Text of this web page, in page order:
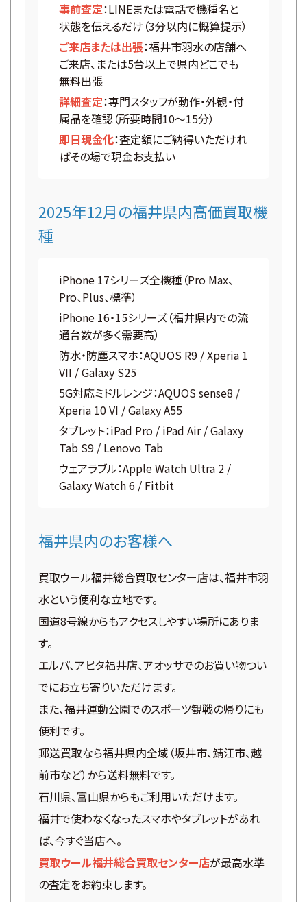
事前査定：LINEまたは電話で機種名と
状態を伝えるだけ（3分以内に概算提示）
ご来店または出張：福井市羽水の店舗へ
ご来店、または5台以上で県内どこでも
無料出張
詳細査定：専門スタッフが動作・外観・付
属品を確認（所要時間10〜15分）
即日現金化：査定額にご納得いただけれ
ばその場で現金お支払い
2025年12月の福井県内高価買取機
種
iPhone 17シリーズ全機種（Pro Max、
Pro、Plus、標準）
iPhone 16・15シリーズ（福井県内での流
通台数が多く需要高）
防水・防塵スマホ：AQUOS R9 / Xperia 1
VII / Galaxy S25
5G対応ミドルレンジ：AQUOS sense8 /
Xperia 10 VI / Galaxy A55
タブレット：iPad Pro / iPad Air / Galaxy
Tab S9 / Lenovo Tab
ウェアラブル：Apple Watch Ultra 2 /
Galaxy Watch 6 / Fitbit
福井県内のお客様へ
買取ウール福井総合買取センター店は、福井市羽
水という便利な立地です。
国道8号線からもアクセスしやすい場所にありま
す。
エルパ、アピタ福井店、アオッサでのお買い物つい
でにお立ち寄りいただけます。
また、福井運動公園でのスポーツ観戦の帰りにも
便利です。
郵送買取なら福井県内全域（坂井市、鯖江市、越
前市など）から送料無料です。
石川県、富山県からもご利用いただけます。
福井で使わなくなったスマホやタブレットがあれ
ば、今すぐ当店へ。
買取ウール福井総合買取センター店が最高水準
の査定をお約束します。